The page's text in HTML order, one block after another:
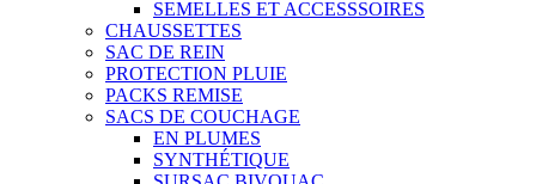
SEMELLES ET ACCESSSOIRES
CHAUSSETTES
SAC DE REIN
PROTECTION PLUIE
PACKS REMISE
SACS DE COUCHAGE
EN PLUMES
SYNTHÉTIQUE